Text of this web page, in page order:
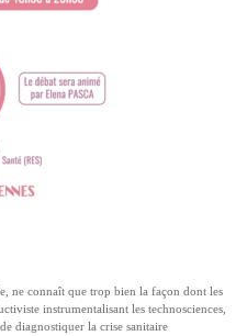
ne connaît que trop bien la façon dont les
instrumentalisant les technosciences,
diagnostiquer la crise sanitaire